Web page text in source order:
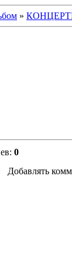
»
: 0
Добавлять